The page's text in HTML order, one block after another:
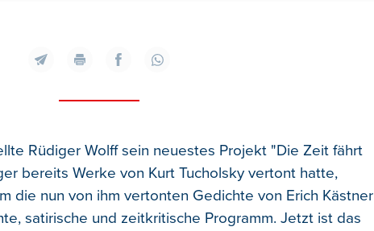
Rüdiger Wolff sein neuestes Projekt "Die Zeit fährt
bereits Werke von Kurt Tucholsky vertont hatte,
die nun von ihm vertonten Gedichte von Erich Kästner
satirische und zeitkritische Programm. Jetzt ist das